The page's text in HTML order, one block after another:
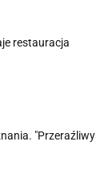
restauracja
"Przeraźliwy